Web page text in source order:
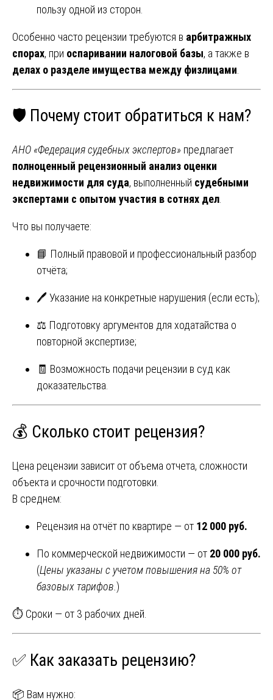
пользу одной из сторон.
Особенно часто рецензии требуются в арбитражных
спорах, при оспаривании налоговой базы, а также в
делах о разделе имущества между физлицами
🛡️ Почему стоит обратиться к нам?
АНО «Федерация судебных экспертов» предлагает
полноценный рецензионный анализ оценки
недвижимости для суда, выполненный судебными
экспертами с опытом участия в сотнях дел.
Что вы получаете:
📘 Полный правовой и профессиональный разбор
отчёта;
🖊️ Указание на конкретные нарушения (если есть);
⚖️ Подготовку аргументов для ходатайства о
повторной экспертизе;
🧾 Возможность подачи рецензии в суд как
доказательства.
💰 Сколько стоит рецензия?
Цена рецензии зависит от объема отчета, сложности
объекта и срочности подготовки.
В среднем:
Рецензия на отчёт по квартире — от 12 000 руб.
По коммерческой недвижимости — от 20 000 руб.
(Цены указаны с учетом повышения на 50% от
базовых тарифов. )
⏱️ Сроки — от 3 рабочих дней.
✅ Как заказать рецензию?
📦 Вам нужно: